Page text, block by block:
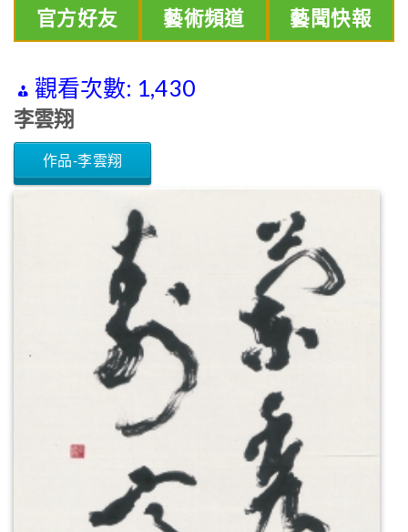
官方好友 藝術頻道 藝聞快報
觀看次數: 1,430
李雲翔
作品-李雲翔